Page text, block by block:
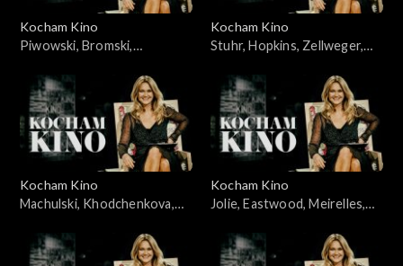
Kocham Kino
Piwowski, Bromski,
Kocham Kino
Stuhr, Hopkins, Zellweger,
Kocham Kino
Machulski, Khodchenkova,
Kocham Kino
Jolie, Eastwood, Meirelles,
20.05.2008